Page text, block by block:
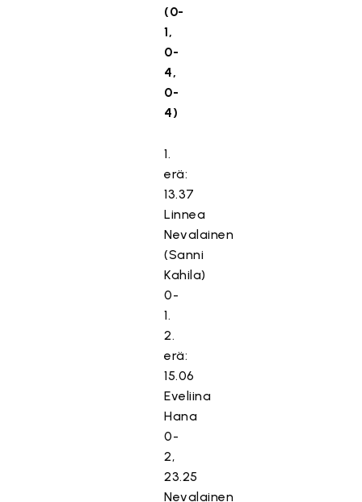
(0-
1,
0-
4,
0-
4)
1.
erä:
13.37
Linnea
Nevalainen
(Sanni
Kahila)
0-
1.
2.
erä:
15.06
Eveliina
Hana
0-
2,
23.25
Nevalainen